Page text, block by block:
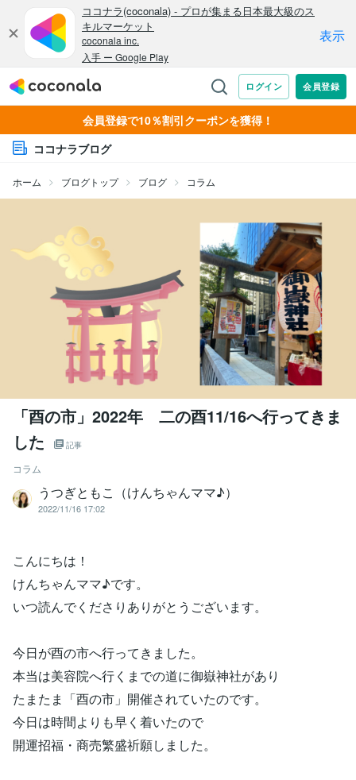
会員登録で10％割引クーポンを獲得！
ココナラブログ
ホーム ブログトップ ブログ コラム
「酉の市」2022年 二の酉11/16へ行ってきま
した
記事
コラム
うつぎともこ（けんちゃんママ♪）
2022/11/16 17:02
こんにちは！
けんちゃんママ♪です。
いつ読んでくださりありがとうございます。
今日が酉の市へ行ってきました。
本当は美容院へ行くまでの道に御嶽神社があり
たまたま「酉の市」開催されていたのです。
今日は時間よりも早く着いたので
開運招福・商売繁盛祈願しました。